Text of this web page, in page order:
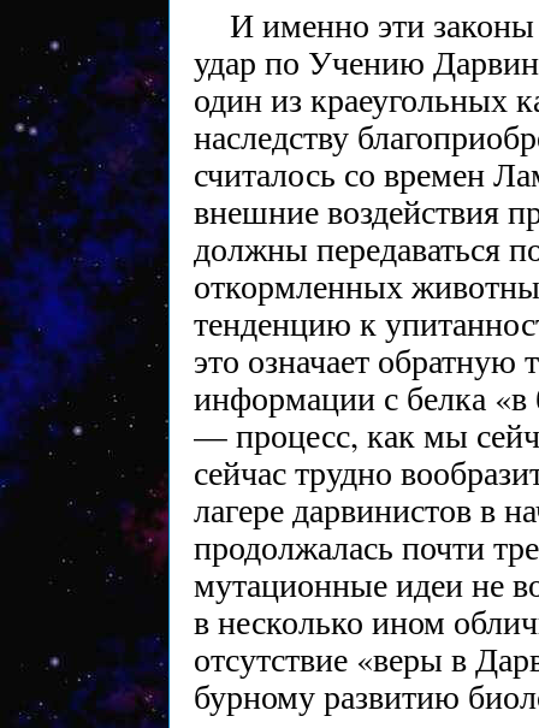
И именно эти
удар по Учению
один из краеугольных
наследству
считалось со времен
внешние воздействия
должны передаваться
откормленных
тенденцию к
это означает обратную
информации с белка
— процесс, как мы
сейчас трудно
лагере дарвинистов в
продолжалась почти
мутационные идеи не
в несколько ином
отсутствие «веры в
бурному развитию